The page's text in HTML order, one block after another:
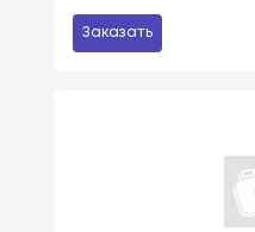
Заказать